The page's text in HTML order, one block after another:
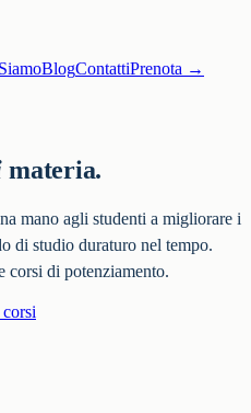
BlogContattiPrenota →
materia.
mano agli studenti a migliorare i
di studio duraturo nel tempo.
di potenziamento.